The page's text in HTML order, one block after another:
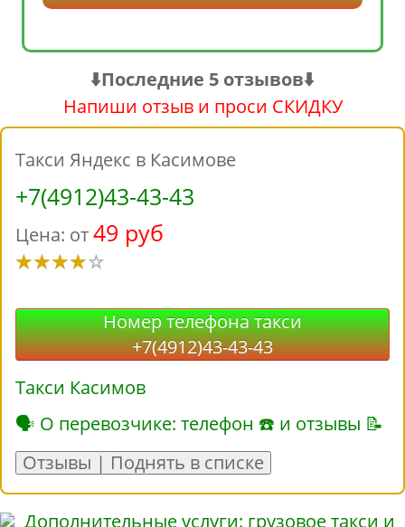
⬇️Последние 5 отзывов⬇️
Напиши отзыв и проси СКИДКУ
Такси Яндекс в Касимове
+7(4912)43-43-43
Цена: от49 руб
Номер телефона такси
+7(4912)43-43-43
Такси Касимов
🗣 О перевозчике: телефон ☎ и отзывы 📝
Отзывы | Поднять в списке